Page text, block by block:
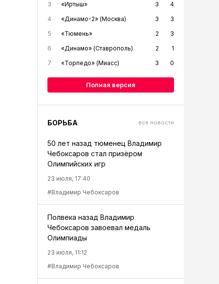
3
«Иртыш» 3
4
4
«Динамо-2» (Москва) 3
3
5
«Тюмень» 2
3
6
«Динамо» (Ставрополь) 2
1
7
«Торпедо» (Миасс) 3 0
Полная версия
БОРЬБА все новости
50 лет назад тюменец Владимир
Чебоксаров стал призёром
Олимпийских игр
23 июля, 17:40
#Владимир Чебоксаров
Полвека назад Владимир
Чебоксаров завоевал медаль
Олимпиады
23 июля, 11:12
#Владимир Чебоксаров